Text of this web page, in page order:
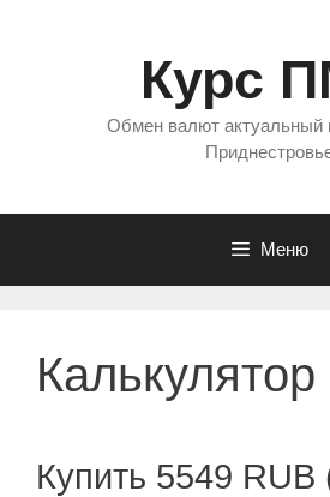
Курс
Обмен валют актуальный
Меню
Купить 5549 RUB